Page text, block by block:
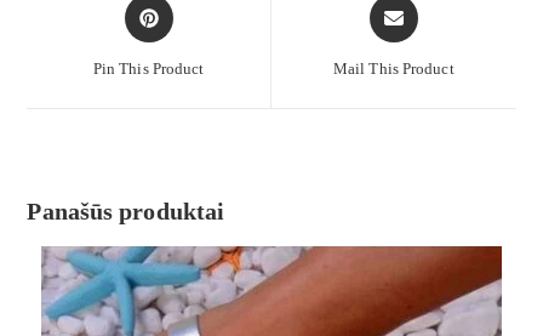
Pin This Product Mail This Product
Panašūs produktai